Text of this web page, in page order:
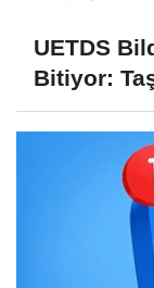
UETDS
Bitiyor: